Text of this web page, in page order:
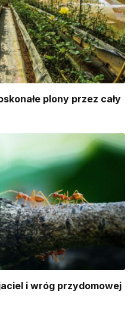
plony przez cały
i wróg przydomowej